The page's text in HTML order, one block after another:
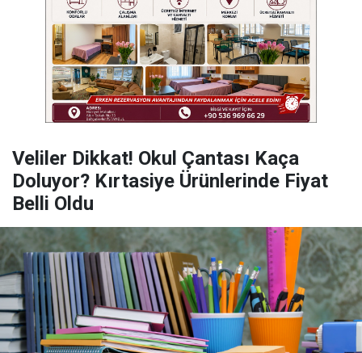
Veliler Dikkat! Okul Çantası Kaça
Doluyor? Kırtasiye Ürünlerinde Fiyat
Belli Oldu